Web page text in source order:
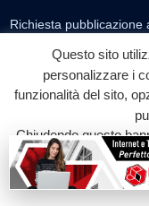
Richiesta pubblicazione
SEGUICI SUI SOCIAL
© 2026
Questo sito
personalizzare i
funzionalità del sito,
Chiudendo questo
su qualunque suo